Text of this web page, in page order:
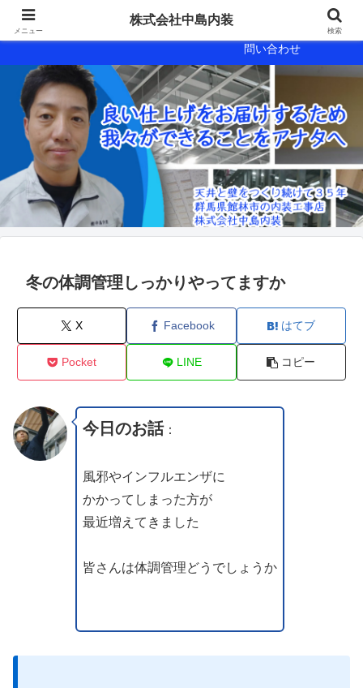
問い合わせ
冬の体調管理しっかりやってますか
X Facebook はてブ
Pocket LINE コピー
今日のお話：
風邪やインフルエンザに
かかってしまった方が
最近増えてきました
皆さんは体調管理どうでしょうか
メニュー
株式会社中島内装
検索